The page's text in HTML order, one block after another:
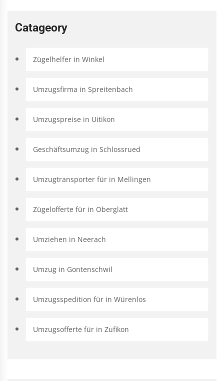
Catageory
Zügelhelfer in Winkel
Umzugsfirma in Spreitenbach
Umzugspreise in Uitikon
Geschäftsumzug in Schlossrued
Umzugtransporter für in Mellingen
Zügelofferte für in Oberglatt
Umziehen in Neerach
Umzug in Gontenschwil
Umzugsspedition für in Würenlos
Umzugsofferte für in Zufikon